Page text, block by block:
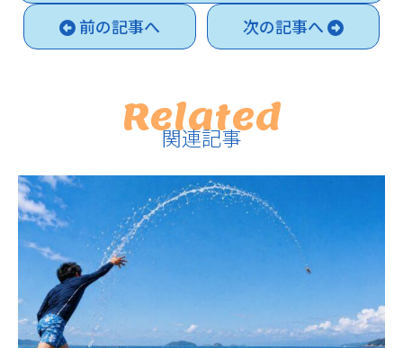
前の記事へ
次の記事へ
Related
関連記事